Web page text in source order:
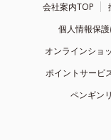
会社案内TOP
個人情報保
オンラインショ
ポイントサービ
ペンギン